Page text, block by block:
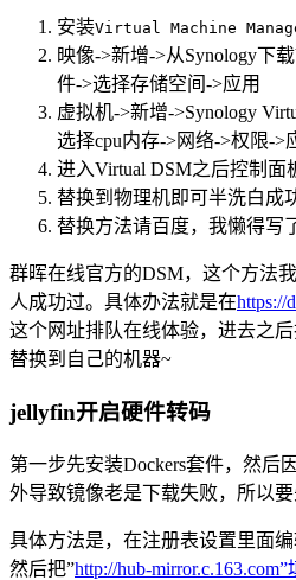
安装Virtual Machine
映像->新增->从Synology下
件->选择存储空间->应用
虚拟机->新增->Synology
选择cpu内存->网络->权限->
进入Virtual DSM之后控制
替换到物理机即可半洗白成
替换方法请百度，我懒得写
群晖在线官方的DSM，这个方法
人成功过。具体办法就是在https://
这个网址排队在线体验，进去之
替换到自己的机器~
jellyfin开启硬件转码
第一步先安装Dockers套件，然后
外导致镜像老是下载失败，所以要
具体方法是，在注册表设置里面
然后把”http://hub-